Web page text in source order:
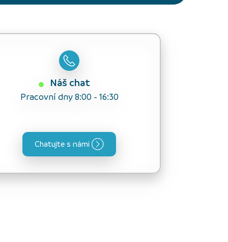
Náš chat
Pracovní dny 8:00 - 16:30
Chatujte s námi